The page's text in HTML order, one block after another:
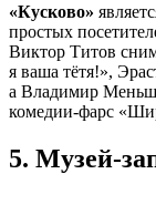
«Кусково»
простых
Виктор Титов
я ваша тётя!»,
а Владимир
комедии-фарс
5. Музей-